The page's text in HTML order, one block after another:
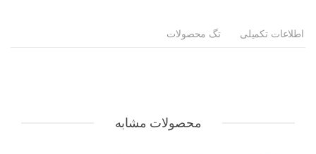
اطلاعات تکمیلی تگ محصولات
محصولات مشابه